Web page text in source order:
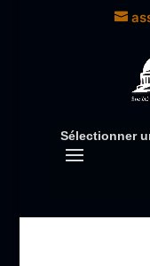
Sélectionner